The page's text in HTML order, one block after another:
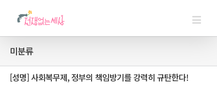
미분류
[성명] 사회복무제, 정부의 책임방기를 강력히 규탄한다!